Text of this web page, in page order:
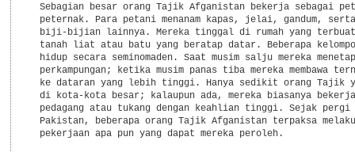
Sebagian besar orang Tajik Afganistan bekerja sebagai
peternak. Para petani menanam kapas, jelai, gandum,
biji-bijian lainnya. Mereka tinggal di rumah yang
tanah liat atau batu yang beratap datar. Beberapa
hidup secara seminomaden. Saat musim salju mereka
perkampungan; ketika musim panas tiba mereka membawa
ke dataran yang lebih tinggi. Hanya sedikit orang Tajik
di kota-kota besar; kalaupun ada, mereka biasanya
pedagang atau tukang dengan keahlian tinggi. Sejak pergi
Pakistan, beberapa orang Tajik Afganistan terpaksa
  pekerjaan apa pun yang dapat mereka peroleh.